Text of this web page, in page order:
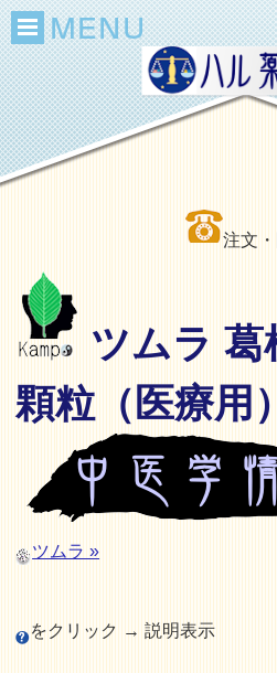
注文
ツムラ 葛
顆粒（医療用
ツムラ »
をクリック → 説明表示